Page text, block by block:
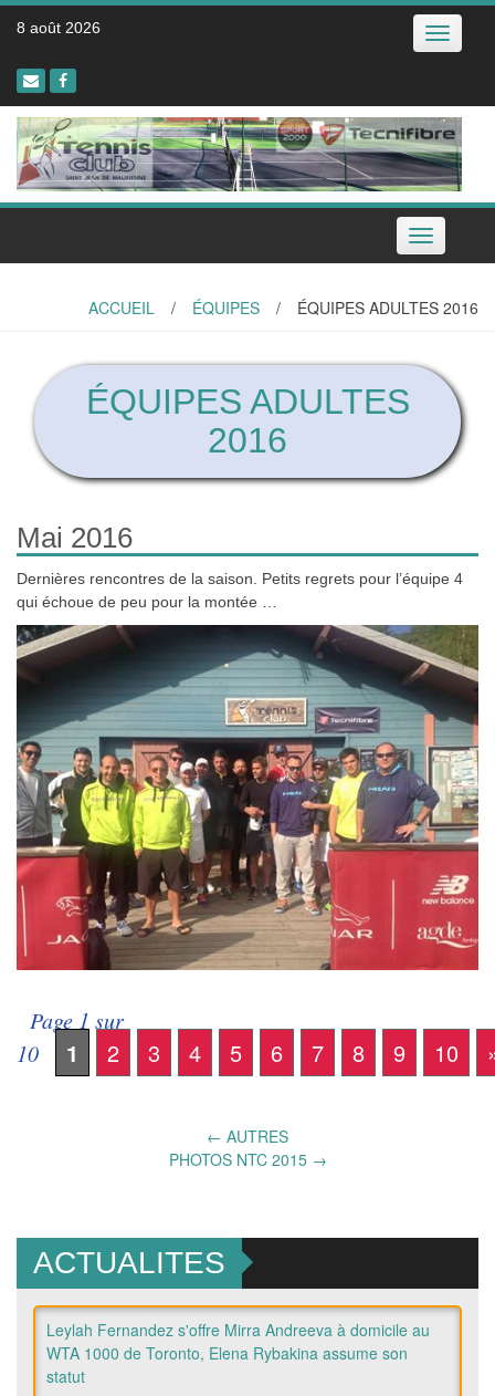
Skip
8 août 2026 Toggle
Toggle
navigation
ACCUEIL / ÉQUIPES / ÉQUIPES ADULTES 2016
ÉQUIPES ADULTES
2016
Mai 2016
Dernières rencontres de la saison. Petits regrets pour l’équipe 4
qui échoue de peu pour la montée …
Page 1 sur
10
1 2 3 4 5 6 7 8 9 10
← AUTRES
PHOTOS NTC 2015 →
ACTUALITES
Leylah Fernandez s'offre Mirra Andreeva à domicile au
WTA 1000 de Toronto, Elena Rybakina assume son
statut